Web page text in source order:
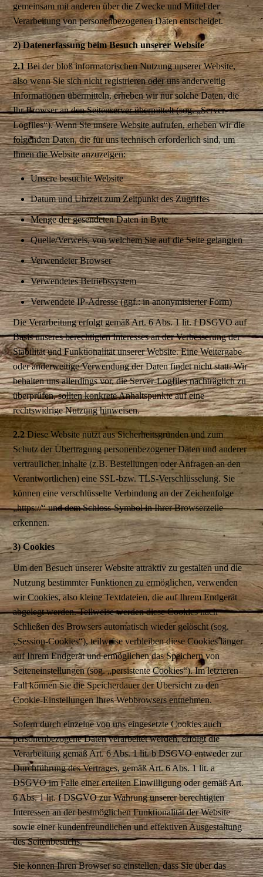
gemeinsam mit anderen über die Zwecke und Mittel der
Verarbeitung von personenbezogenen Daten entscheidet.
2) Datenerfassung beim Besuch unserer Website
2.1Bei der bloß informatorischen Nutzung unserer Website,
also wenn Sie sich nicht registrieren oder uns anderweitig
Informationen übermitteln, erheben wir nur solche Daten, die
Ihr Browser an den Seitenserver übermittelt (sog. „Server-
Logfiles“). Wenn Sie unsere Website aufrufen, erheben wir die
folgenden Daten, die für uns technisch erforderlich sind, um
Ihnen die Website anzuzeigen:
Unsere besuchte Website
Datum und Uhrzeit zum Zeitpunkt des Zugriffes
Menge der gesendeten Daten in Byte
Quelle/Verweis, von welchem Sie auf die Seite gelangten
Verwendeter Browser
Verwendetes Betriebssystem
Verwendete IP-Adresse (ggf.: in anonymisierter Form)
Die Verarbeitung erfolgt gemäß Art. 6 Abs. 1 lit. f DSGVO auf
Basis unseres berechtigten Interesses an der Verbesserung der
Stabilität und Funktionalität unserer Website. Eine Weitergabe
oder anderweitige Verwendung der Daten findet nicht statt. Wir
behalten uns allerdings vor, die Server-Logfiles nachträglich zu
überprüfen, sollten konkrete Anhaltspunkte auf eine
rechtswidrige Nutzung hinweisen.
2.2Diese Website nutzt aus Sicherheitsgründen und zum
Schutz der Übertragung personenbezogener Daten und anderer
vertraulicher Inhalte (z.B. Bestellungen oder Anfragen an den
Verantwortlichen) eine SSL-bzw. TLS-Verschlüsselung. Sie
können eine verschlüsselte Verbindung an der Zeichenfolge
„https://“ und dem Schloss-Symbol in Ihrer Browserzeile
erkennen.
3) Cookies
Um den Besuch unserer Website attraktiv zu gestalten und die
Nutzung bestimmter Funktionen zu ermöglichen, verwenden
wir Cookies, also kleine Textdateien, die auf Ihrem Endgerät
abgelegt werden. Teilweise werden diese Cookies nach
Schließen des Browsers automatisch wieder gelöscht (sog.
„Session-Cookies“), teilweise verbleiben diese Cookies länger
auf Ihrem Endgerät und ermöglichen das Speichern von
Seiteneinstellungen (sog. „persistente Cookies“). Im letzteren
Fall können Sie die Speicherdauer der Übersicht zu den
Cookie-Einstellungen Ihres Webbrowsers entnehmen.
Sofern durch einzelne von uns eingesetzte Cookies auch
personenbezogene Daten verarbeitet werden, erfolgt die
Verarbeitung gemäß Art. 6 Abs. 1 lit. b DSGVO entweder zur
Durchführung des Vertrages, gemäß Art. 6 Abs. 1 lit. a
DSGVO im Falle einer erteilten Einwilligung oder gemäß Art.
6 Abs. 1 lit. f DSGVO zur Wahrung unserer berechtigten
Interessen an der bestmöglichen Funktionalität der Website
sowie einer kundenfreundlichen und effektiven Ausgestaltung
des Seitenbesuchs.
Sie können Ihren Browser so einstellen, dass Sie über das